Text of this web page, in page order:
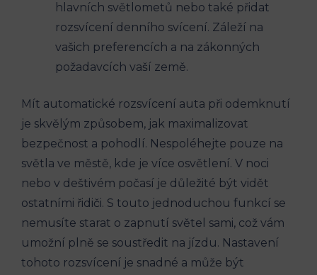
hlavních světlometů nebo také přidat
rozsvícení denního svícení. Záleží na
vašich preferencích a na zákonných
požadavcích vaší země.
Mít automatické rozsvícení auta při odemknutí
je skvělým způsobem, jak maximalizovat
bezpečnost a pohodlí. Nespoléhejte pouze na
světla ve městě, kde je více osvětlení. V noci
nebo v deštivém počasí je důležité být vidět
ostatními řidiči. S touto jednoduchou funkcí se
nemusíte starat o zapnutí světel sami, což vám
umožní plně se soustředit na jízdu. Nastavení
tohoto rozsvícení je snadné a může být